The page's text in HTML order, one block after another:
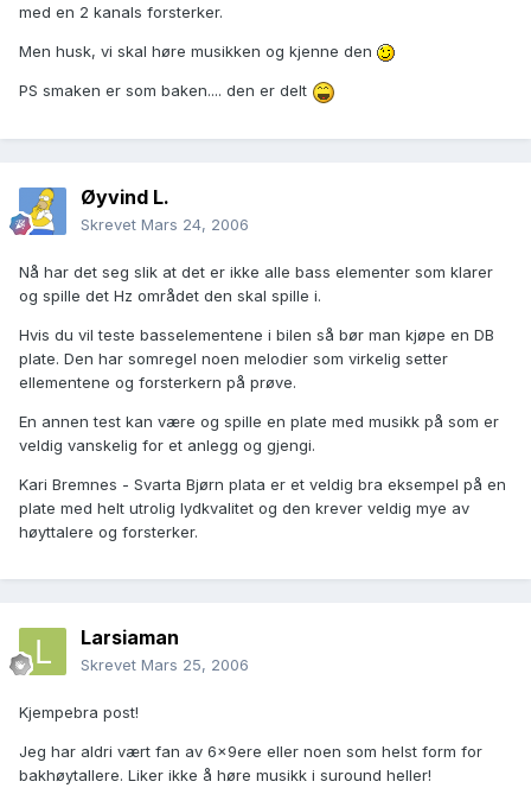
med en 2 kanals forsterker.
Men husk, vi skal høre musikken og kjenne den
PS smaken er som baken.... den er delt
Øyvind L.
Skrevet Mars 24, 2006
Nå har det seg slik at det er ikke alle bass elementer som klarer
og spille det Hz området den skal spille i.
Hvis du vil teste basselementene i bilen så bør man kjøpe en DB
plate. Den har somregel noen melodier som virkelig setter
ellementene og forsterkern på prøve.
En annen test kan være og spille en plate med musikk på som er
veldig vanskelig for et anlegg og gjengi.
Kari Bremnes - Svarta Bjørn plata er et veldig bra eksempel på en
plate med helt utrolig lydkvalitet og den krever veldig mye av
høyttalere og forsterker.
Larsiaman
Skrevet Mars 25, 2006
Kjempebra post!
Jeg har aldri vært fan av 6x9ere eller noen som helst form for
bakhøytallere. Liker ikke å høre musikk i suround heller!